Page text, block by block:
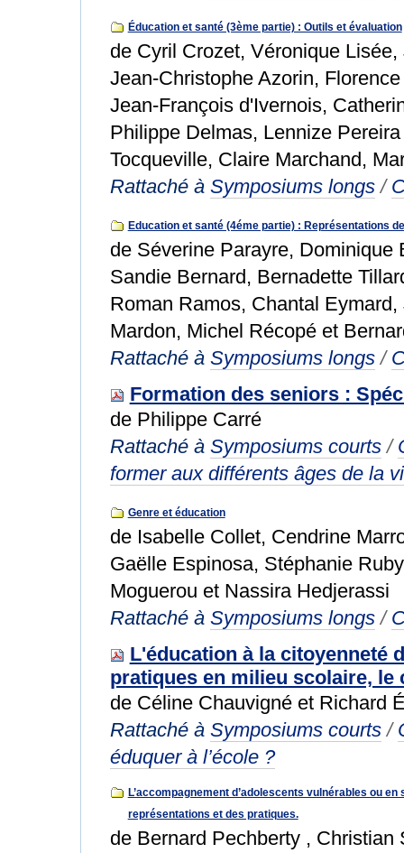
Éducation et santé (3ème partie) : Outils et évaluation
de Cyril Crozet, Véronique
Jean-Christophe Azorin,
Jean-François d'Ivernois,
Philippe Delmas, Lennize
Tocqueville, Claire Marchand,
Rattaché à Symposiums longs /
Education et santé (4éme partie) : Représentations
de Séverine Parayre, Dominique
Sandie Bernard, Bernadette
Roman Ramos, Chantal
Mardon, Michel Récopé et
Rattaché à Symposiums longs /
Formation des seniors :
de Philippe Carré
Rattaché à Symposiums courts /
former aux différents âges de la
Genre et éducation
de Isabelle Collet, Cendrine
Gaëlle Espinosa, Stéphanie
Moguerou et Nassira Hedjerassi
Rattaché à Symposiums longs /
L'éducation à la citoyenneté
pratiques en milieu scolaire, le
de Céline Chauvigné et Richard
Rattaché à Symposiums courts /
éduquer à l’école ?
L’accompagnement d’adolescents vulnérables ou
représentations et des pratiques.
de Bernard Pechberty ,